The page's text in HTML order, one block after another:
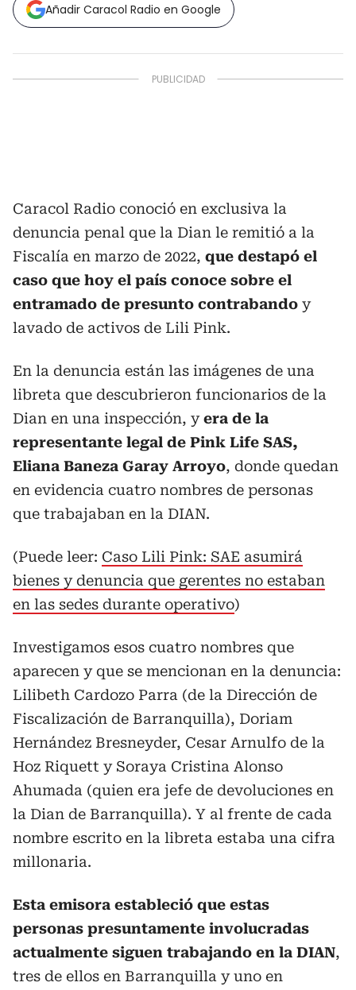
Añadir Caracol Radio en Google
Caracol Radio conoció en exclusiva la
denuncia penal que la Dian le remitió a la
Fiscalía en marzo de 2022, que destapó el
caso que hoy el país conoce sobre el
entramado de presunto contrabando y
lavado de activos de Lili Pink.
En la denuncia están las imágenes de una
libreta que descubrieron funcionarios de la
Dian en una inspección, yera de la
representante legal de Pink Life SAS,
Eliana Baneza Garay Arroyo, donde quedan
en evidencia cuatro nombres de personas
que trabajaban en la DIAN.
(Puede leer: Caso Lili Pink: SAE asumirá
bienes y denuncia que gerentes no estaban
en las sedes durante operativo)
Investigamos esos cuatro nombres que
aparecen y que se mencionan en la denuncia:
Lilibeth Cardozo Parra (de la Dirección de
Fiscalización de Barranquilla), Doriam
Hernández Bresneyder, Cesar Arnulfo de la
Hoz Riquett y Soraya Cristina Alonso
Ahumada (quien era jefe de devoluciones en
la Dian de Barranquilla). Y al frente de cada
nombre escrito en la libreta estaba una cifra
millonaria.
Esta emisora estableció que estas
personas presuntamente involucradas
actualmente siguen trabajando en la DIAN,
tres de ellos en Barranquilla y uno en